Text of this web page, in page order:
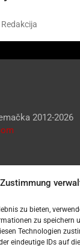
Zustimmung
zu bieten,
zu speichern
Technologien
eindeutige IDs auf
Redakcija
2012-2026
svoj oglas